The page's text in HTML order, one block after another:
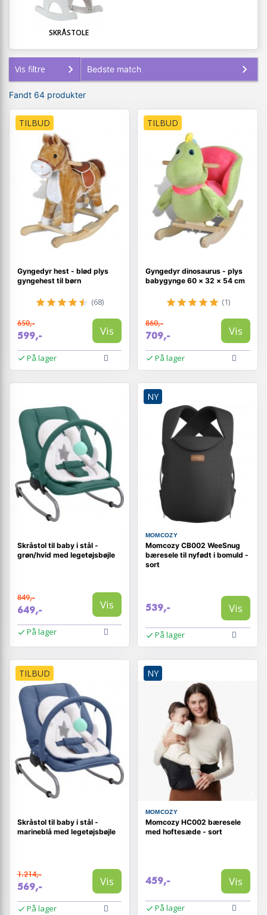
SKRÅSTOLE
Vis filtre
Fandt 64 produkter
TILBUD
Gyngedyr hest - blød plys
gyngehest til børn
(68)
650,-
599,- Vis
På lager
TILBUD
Gyngedyr dinosaurus - plys
babygynge 60 × 32 × 54 cm
(1)
860,-
709,- Vis
På lager
Skråstol til baby i stål -
grøn/hvid med legetøjsbøjle
849,-
649,- Vis
På lager
NY
MOMCOZY
Momcozy CB002 WeeSnug
bæresele til nyfødt i bomuld -
sort
539,- Vis
På lager
TILBUD
Skråstol til baby i stål -
marineblå med legetøjsbøjle
1.214,-
569,- Vis
På lager
NY
MOMCOZY
Momcozy HC002 bæresele
med hoftesæde - sort
459,- Vis
På lager